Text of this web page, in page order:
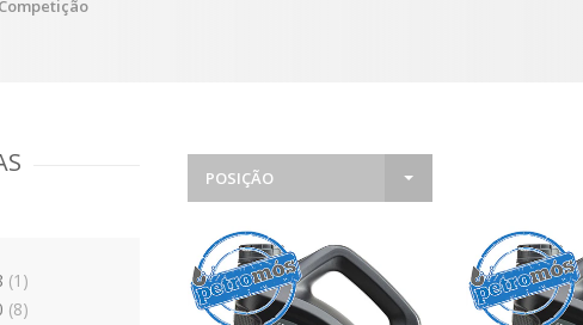
Competição
(1)
(8)
POSIÇÃO